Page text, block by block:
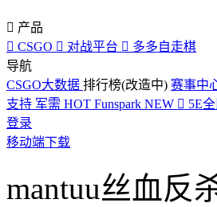
 产品
 CSGO  对战平台  多多自走棋
导航
CSGO大数据 排行榜(改造中) 赛事中
支持 军需 HOT Funspark NEW  5E
登录
移动端下载
mantuu丝血反